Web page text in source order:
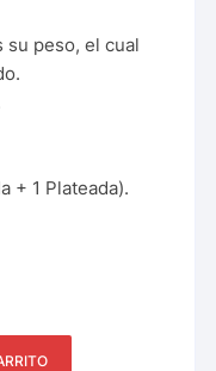
su peso, el cual
+ 1 Plateada).